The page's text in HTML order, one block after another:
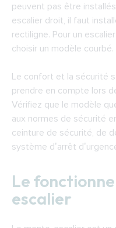
peuvent pas être
escalier droit, il faut
rectiligne. Pour un
choisir un modèle courbé.
Le confort et la sécurité
prendre en compte lors
Vérifiez que le modèle
aux normes de sécurité
ceinture de sécurité, de
système d’arrêt
Le
escalier